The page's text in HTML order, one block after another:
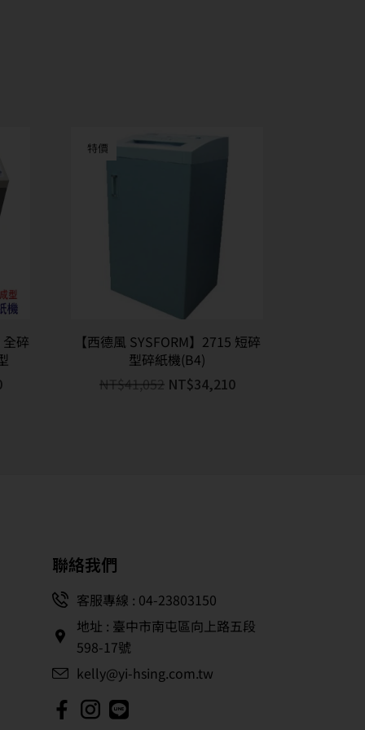
全碎
特價
【西德風 SYSFORM】2715 短碎
型碎紙機(B4)
NT$41,052 NT$34,210
聯絡我們
客服專線 : 04-23803150
地址 : 臺中市南屯區向上路五段
598-17號
kelly@yi-hsing.com.tw